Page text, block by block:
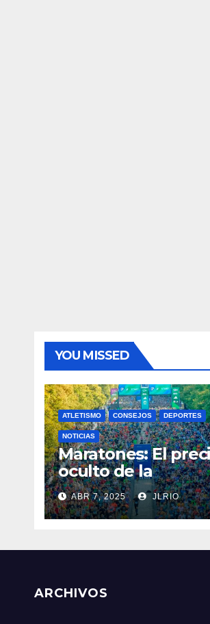
YOU MISSED
ATLETISMO CONSEJOS DEPORTES
NOTICIAS
Maratones: El
oculto de la
resistencia
ABR 7, 2025 JLRIO
ARCHIVOS